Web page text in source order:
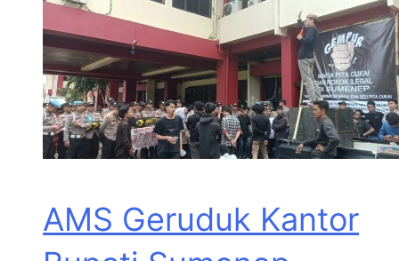
AMS Geruduk Kantor